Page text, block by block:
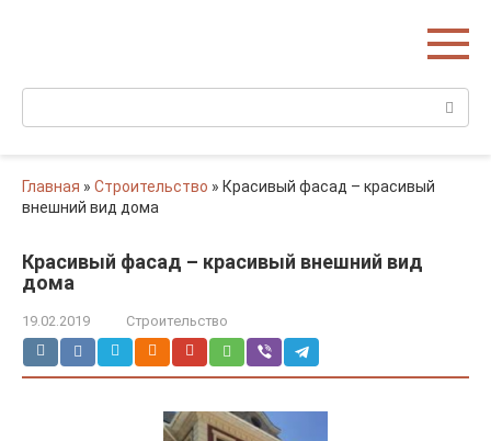
Поиск:
Главная » Строительство » Красивый фасад – красивый
внешний вид дома
Красивый фасад – красивый внешний вид
дома
19.02.2019 Строительство